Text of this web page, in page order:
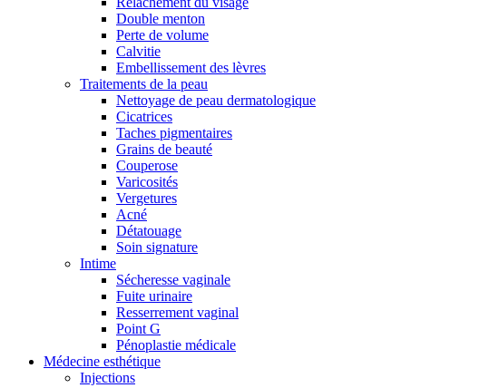
Double menton
Perte de volume
Calvitie
Embellissement des lèvres
Traitements de la peau
Nettoyage de peau dermatologique
Cicatrices
Taches pigmentaires
Grains de beauté
Couperose
Varicosités
Vergetures
Acné
Détatouage
Soin signature
Intime
Sécheresse vaginale
Fuite urinaire
Resserrement vaginal
Point G
Pénoplastie médicale
Médecine esthétique
Injections